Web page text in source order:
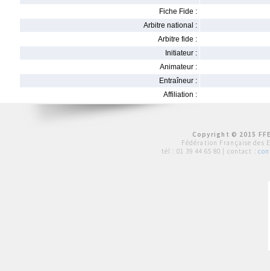
Fiche Fide :
Arbitre national :
Arbitre fide :
Initiateur :
Animateur :
Entraîneur :
Affiliation :
Copyright © 2015
Fédération Française des
tél : 01 39 44 65 80 | contact :